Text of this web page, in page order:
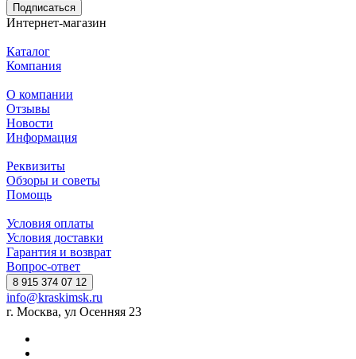
Подписаться
Интернет-магазин
Каталог
Компания
О компании
Отзывы
Новости
Информация
Реквизиты
Обзоры и советы
Помощь
Условия оплаты
Условия доставки
Гарантия и возврат
Вопрос-ответ
8 915 374 07 12
info@kraskimsk.ru
г. Москва, ул Осенняя 23